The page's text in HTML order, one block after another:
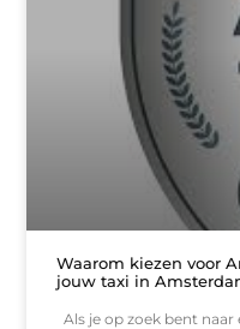
Waarom kiezen voor
jouw taxi in
Als je op zoek bent